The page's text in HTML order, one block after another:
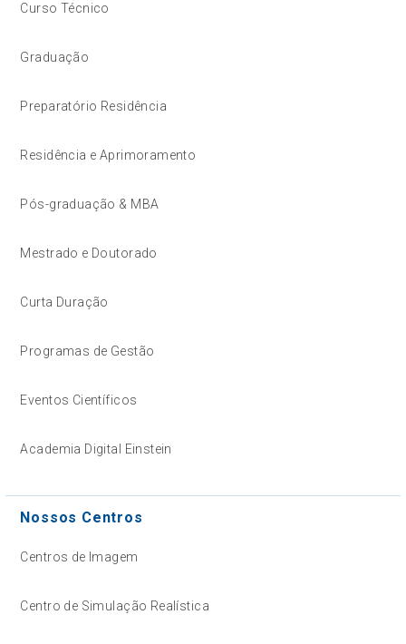
Curso Técnico
Graduação
Preparatório Residência
Residência e Aprimoramento
Pós-graduação & MBA
Mestrado e Doutorado
Curta Duração
Programas de Gestão
Eventos Científicos
Academia Digital Einstein
Nossos Centros
Centros de Imagem
Centro de Simulação Realística